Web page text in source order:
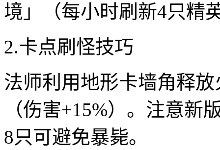
境」（每小时刷新4只精
2.卡点刷怪技巧
法师利用地形卡墙角释
（伤害+15%）。注意
8只可避免暴毙。